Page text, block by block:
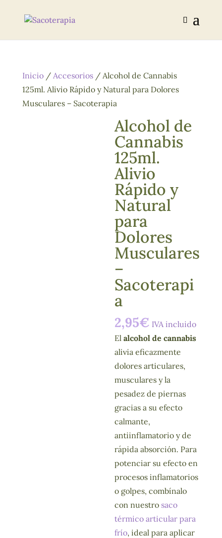
Inicio/ Accesorios/ Alcohol de Cannabis
125ml. Alivio Rápido y Natural para Dolores
Musculares – Sacoterapia
Alcohol de
Cannabis
125ml.
Alivio
Rápido y
Natural
para
Dolores
Musculares
–
Sacoterapi
a
2,95€ IVA incluido
Elalcohol de cannabis
alivia eficazmente
dolores articulares,
musculares y la
pesadez de piernas
gracias a su efecto
calmante,
antiinflamatorio y de
rápida absorción. Para
potenciar su efecto en
procesos inflamatorios
o golpes, combínalo
con nuestro saco
térmico articular para
frío, ideal para aplicar